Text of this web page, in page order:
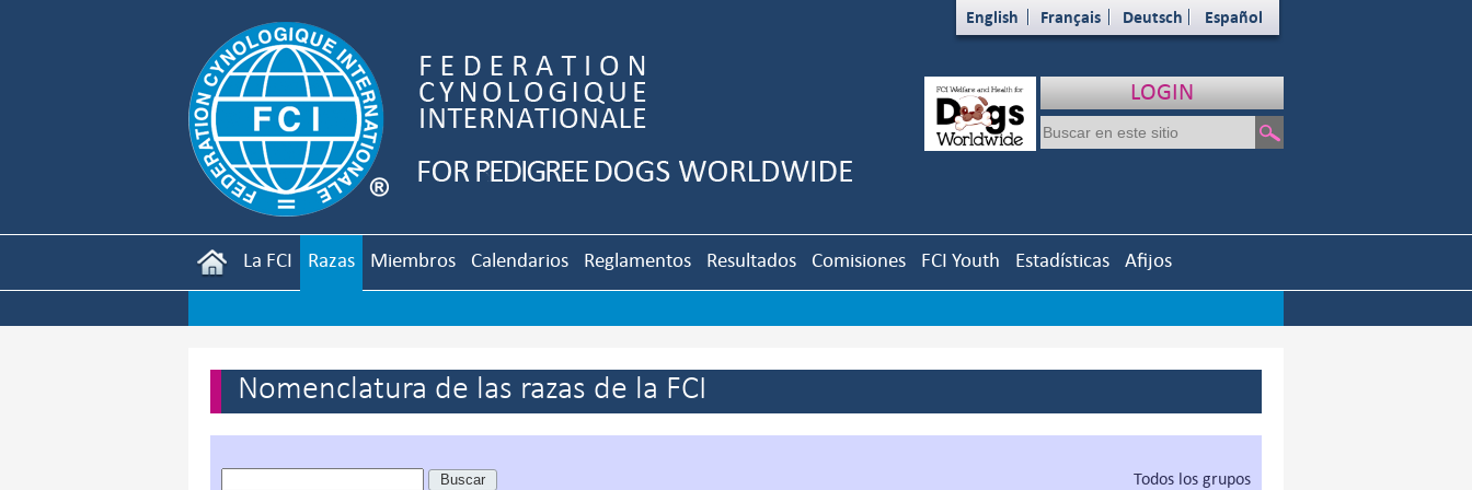
English Français Deutsch Español
LOGIN
La FCI Razas Miembros Calendarios Reglamentos Resultados Comisiones FCI Youth Estadísticas Afijos
Nomenclatura de las razas de la FCI
Todos los grupos